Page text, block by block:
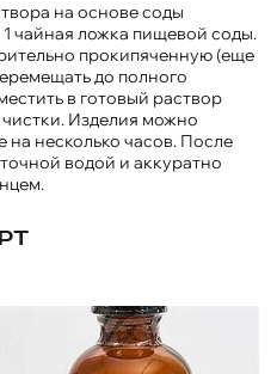
на основе соды
чайная ложка пищевой соды.
прокипяченную (еще
до полного
в готовый раствор
Изделия можно
на несколько часов. После
водой и аккуратно